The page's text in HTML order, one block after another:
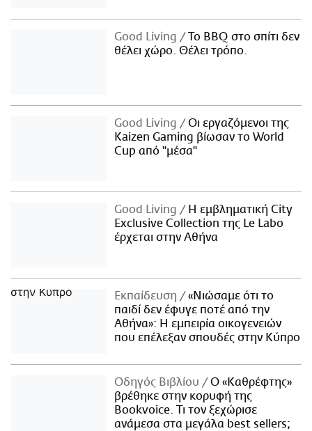
Good Living
Το BBQ στο σπίτι δεν
θέλει χώρο. Θέλει τρόπο.
Good Living
Οι εργαζόμενοι της
Kaizen Gaming βίωσαν το World
Cup από "μέσα"
Good Living
Η εμβληματική City
Exclusive Collection της Le Labo
έρχεται στην Αθήνα
Εκπαίδευση
«Νιώσαμε ότι το
παιδί δεν έφυγε ποτέ από την
Αθήνα»: Η εμπειρία οικογενειών
που επέλεξαν σπουδές στην Κύπρο
Οδηγός Βιβλίου
Ο «Καθρέφτης»
βρέθηκε στην κορυφή της
Bookvoice. Τι τον ξεχώρισε
ανάμεσα στα μεγάλα best sellers;